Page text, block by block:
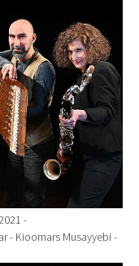
-
- Kioomars Musayyebi -